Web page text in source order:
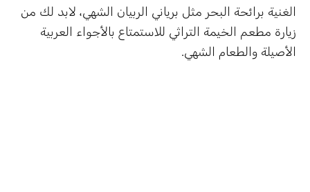
الغنية برائحة البحر مثل برياني الربيان الشهي، لابد لك من
زيارة مطعم الخيمة التراثي للاستمتاع بالأجواء العربية
الأصيلة والطعام الشهي.